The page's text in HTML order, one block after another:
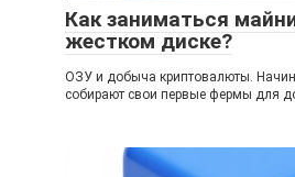
Как заниматься
жестком диске?
ОЗУ и добыча криптовалюты.
собирают свои первые фермы для